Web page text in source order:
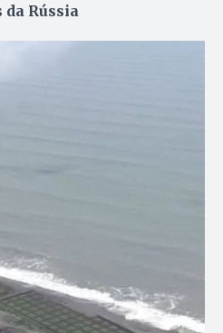
da Rússia